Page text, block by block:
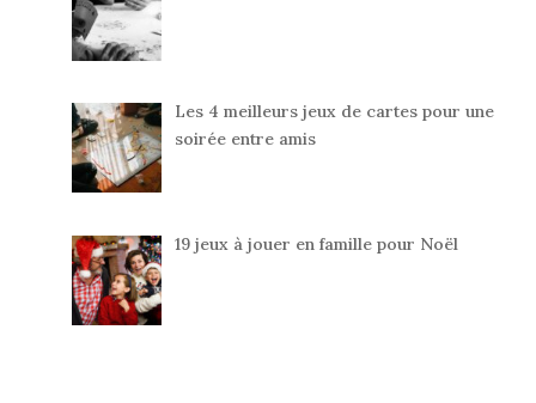
Les 4 meilleurs jeux de cartes pour une
soirée entre amis
19 jeux à jouer en famille pour Noël